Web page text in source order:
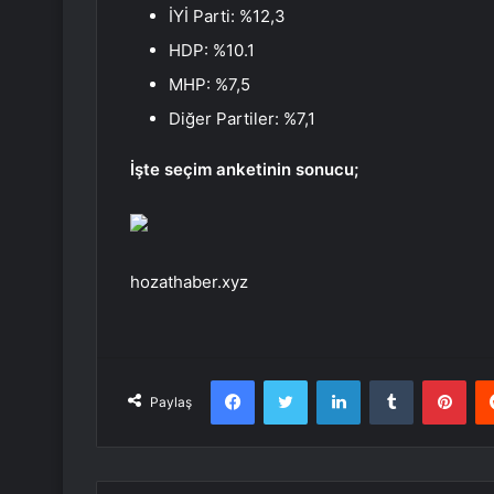
İYİ Parti: %12,3
HDP: %10.1
MHP: %7,5
Diğer Partiler: %7,1
İşte seçim anketinin sonucu;
hozathaber.xyz
Paylaş
FacebookTwitter LinkedInTumblr